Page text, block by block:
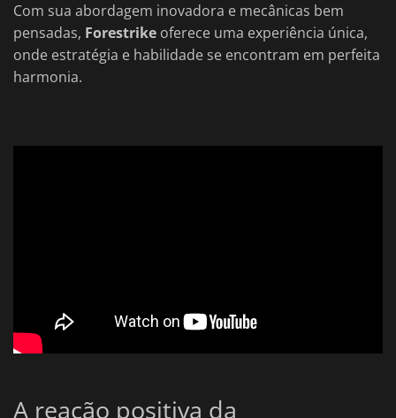
Com sua abordagem inovadora e mecânicas bem
pensadas, Forestrike oferece uma experiência única,
onde estratégia e habilidade se encontram em perfeita
harmonia.
A reação positiva da